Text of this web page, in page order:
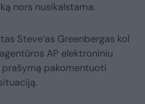
nors nusikalstama.
Steve’as Greenbergas kol
AP elektroniniu
pakomentuoti